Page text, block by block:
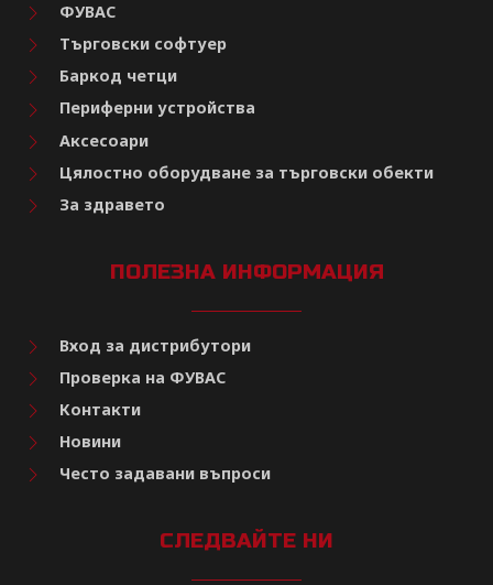
ФУВАС
Търговски софтуер
Баркод четци
Периферни устройства
Аксесоари
Цялостно оборудване за търговски обекти
За здравето
ПОЛЕЗНА ИНФОРМАЦИЯ
Вход за дистрибутори
Проверка на ФУВАС
Контакти
Новини
Често задавани въпроси
СЛЕДВАЙТЕ НИ